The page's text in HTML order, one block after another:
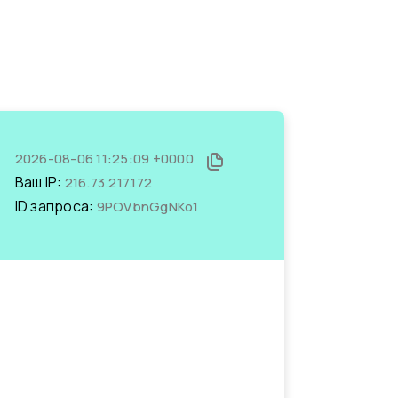
2026-08-06 11:25:09 +0000
Ваш IP: 216.73.217.172
ID запроса: 9POVbnGgNKo1